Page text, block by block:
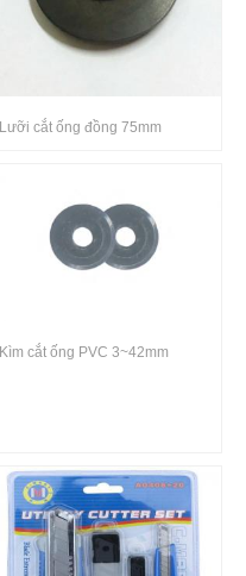
Lưỡi cắt ống đồng 75mm
Kìm cắt ống PVC 3~42mm